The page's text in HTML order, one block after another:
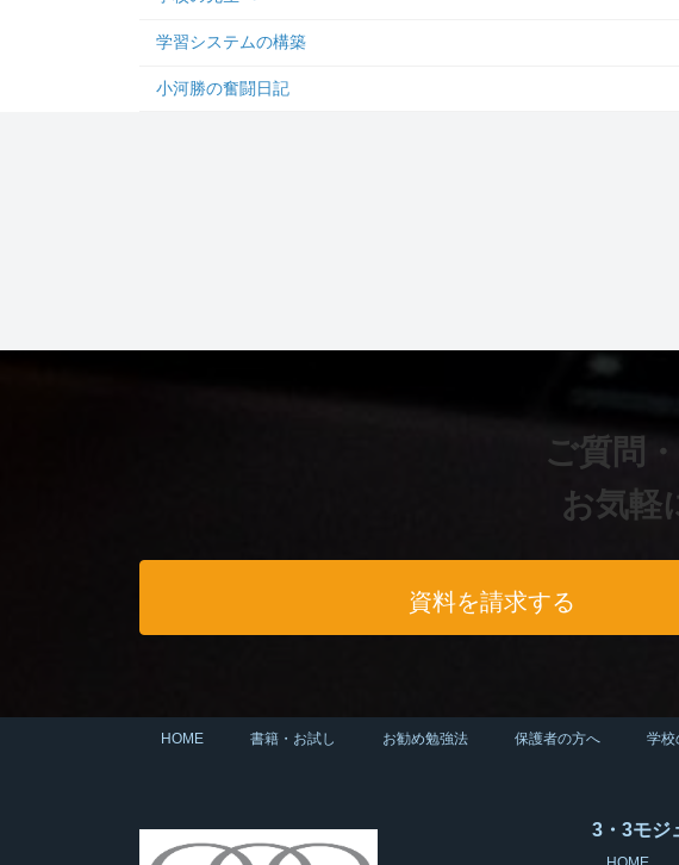
学習システムの構築
小河勝の奮闘日記
ご質問
お気軽
資料を請求する
HOME 書籍・お試し お勧め勉強法 保護者の方へ 学校
3・3モジ